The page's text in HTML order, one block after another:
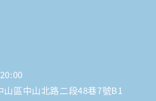
山區中山北路二段48巷7號B1